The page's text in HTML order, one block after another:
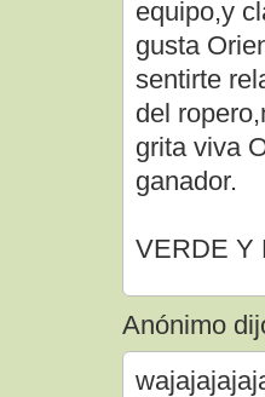
equipo,y
gusta
sentirte
del
grita viva
ganador.
VERDE Y
Anónimo